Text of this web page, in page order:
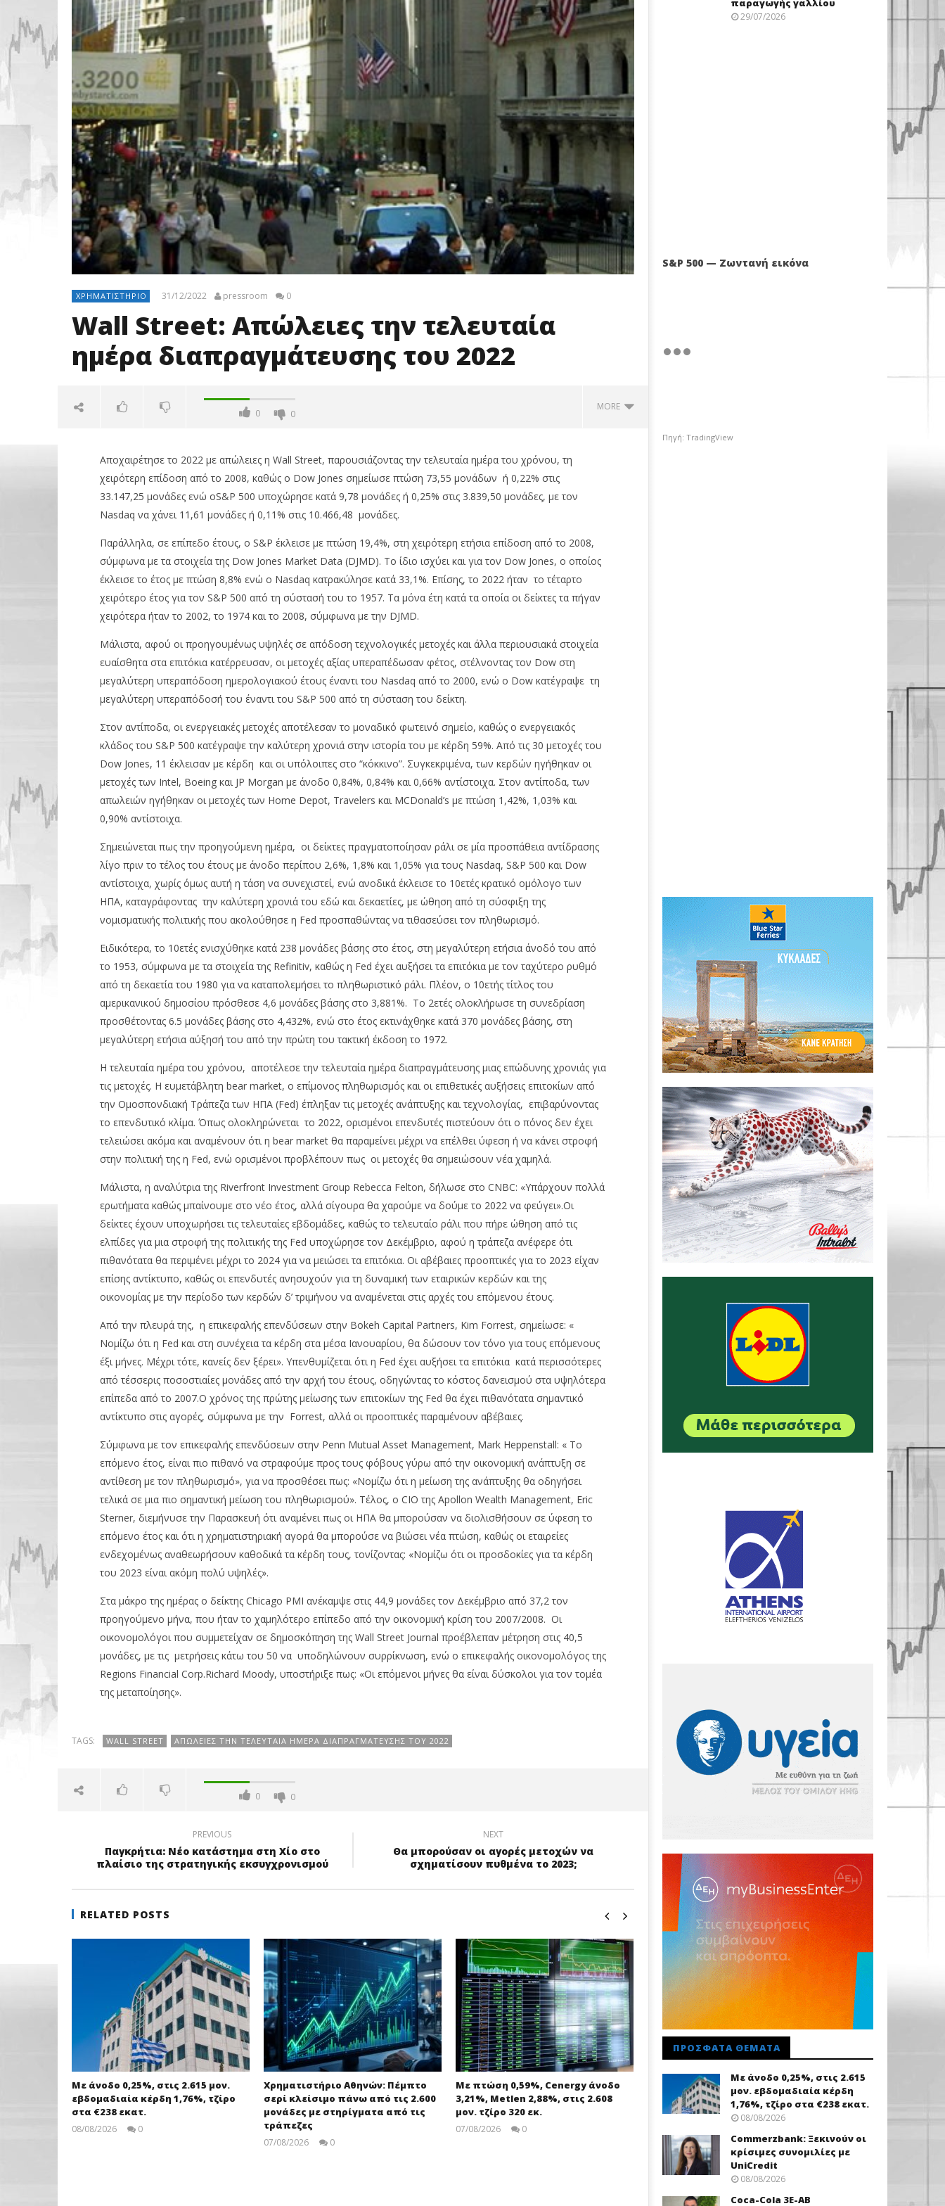
ΧΡΗΜΑΤΙΣΤΉΡΙΟ 31/12/2022 pressroom 0
Wall Street: Απώλειες την τελευταία
ημέρα διαπραγμάτευσης του 2022
0 0
MORE
NOW VIEWING
Wall Street: Απώλειες την
τελευταία ημέρα
διαπραγμάτευσης του 2022
pressroom
Με άνοδο 0,25%, στις 2.615 μον.
εβδομαδιαία κέρδη 1,76%, τζίρο
στα €238 εκατ.
pressroom
Commerzbank: Ξεκινούν οι
κρίσιμες συνομιλίες με
pressroom
Αποχαιρέτησε το 2022 με απώλειες η Wall Street, παρουσιάζοντας την τελευταία ημέρα του χρόνου, τη
χειρότερη επίδοση από το 2008, καθώς ο Dow Jones σημείωσε πτώση 73,55 μονάδων ή 0,22% στις
33.147,25 μονάδες ενώ οS&P 500 υποχώρησε κατά 9,78 μονάδες ή 0,25% στις 3.839,50 μονάδες, με τον
Nasdaq να χάνει 11,61 μονάδες ή 0,11% στις 10.466,48 μονάδες.
Παράλληλα, σε επίπεδο έτους, ο S&P έκλεισε με πτώση 19,4%, στη χειρότερη ετήσια επίδοση από το 2008,
σύμφωνα με τα στοιχεία της Dow Jones Market Data (DJMD). Το ίδιο ισχύει και για τον Dow Jones, ο οποίος
έκλεισε το έτος με πτώση 8,8% ενώ ο Nasdaq κατρακύλησε κατά 33,1%. Επίσης, το 2022 ήταν το τέταρτο
χειρότερο έτος για τον S&P 500 από τη σύστασή του το 1957. Τα μόνα έτη κατά τα οποία οι δείκτες τα πήγαν
χειρότερα ήταν το 2002, το 1974 και το 2008, σύμφωνα με την DJMD.
Μάλιστα, αφού οι προηγουμένως υψηλές σε απόδοση τεχνολογικές μετοχές και άλλα περιουσιακά στοιχεία
ευαίσθητα στα επιτόκια κατέρρευσαν, οι μετοχές αξίας υπεραπέδωσαν φέτος, στέλνοντας τον Dow στη
μεγαλύτερη υπεραπόδοση ημερολογιακού έτους έναντι του Nasdaq από το 2000, ενώ ο Dow κατέγραψε τη
μεγαλύτερη υπεραπόδοσή του έναντι του S&P 500 από τη σύσταση του δείκτη.
Στον αντίποδα, οι ενεργειακές μετοχές αποτέλεσαν το μοναδικό φωτεινό σημείο, καθώς ο ενεργειακός
κλάδος του S&P 500 κατέγραψε την καλύτερη χρονιά στην ιστορία του με κέρδη 59%. Από τις 30 μετοχές του
Dow Jones, 11 έκλεισαν με κέρδη και οι υπόλοιπες στο “κόκκινο”. Συγκεκριμένα, των κερδών ηγήθηκαν οι
μετοχές των Intel, Boeing και JP Morgan με άνοδο 0,84%, 0,84% και 0,66% αντίστοιχα. Στον αντίποδα, των
απωλειών ηγήθηκαν οι μετοχές των Home Depot, Travelers και MCDonald’s με πτώση 1,42%, 1,03% και
0,90% αντίστοιχα.
Σημειώνεται πως την προηγούμενη ημέρα, οι δείκτες πραγματοποίησαν ράλι σε μία προσπάθεια αντίδρασης
λίγο πριν το τέλος του έτους με άνοδο περίπου 2,6%, 1,8% και 1,05% για τους Nasdaq, S&P 500 και Dow
αντίστοιχα, χωρίς όμως αυτή η τάση να συνεχιστεί, ενώ ανοδικά έκλεισε το 10ετές κρατικό ομόλογο των
ΗΠΑ, καταγράφοντας την καλύτερη χρονιά του εδώ και δεκαετίες, με ώθηση από τη σύσφιξη της
νομισματικής πολιτικής που ακολούθησε η Fed προσπαθώντας να τιθασεύσει τον πληθωρισμό.
Ειδικότερα, το 10ετές ενισχύθηκε κατά 238 μονάδες βάσης στο έτος, στη μεγαλύτερη ετήσια άνοδό του από
το 1953, σύμφωνα με τα στοιχεία της Refinitiv, καθώς η Fed έχει αυξήσει τα επιτόκια με τον ταχύτερο ρυθμό
από τη δεκαετία του 1980 για να καταπολεμήσει το πληθωριστικό ράλι. Πλέον, ο 10ετής τίτλος του
αμερικανικού δημοσίου πρόσθεσε 4,6 μονάδες βάσης στο 3,881%. Το 2ετές ολοκλήρωσε τη συνεδρίαση
προσθέτοντας 6.5 μονάδες βάσης στο 4,432%, ενώ στο έτος εκτινάχθηκε κατά 370 μονάδες βάσης, στη
μεγαλύτερη ετήσια αύξησή του από την πρώτη του τακτική έκδοση το 1972.
Η τελευταία ημέρα του χρόνου, αποτέλεσε την τελευταία ημέρα διαπραγμάτευσης μιας επώδυνης χρονιάς για
τις μετοχές. Η ευμετάβλητη bear market, ο επίμονος πληθωρισμός και οι επιθετικές αυξήσεις επιτοκίων από
την Ομοσπονδιακή Τράπεζα των ΗΠΑ (Fed) έπληξαν τις μετοχές ανάπτυξης και τεχνολογίας, επιβαρύνοντας
το επενδυτικό κλίμα. Όπως ολοκληρώνεται το 2022, ορισμένοι επενδυτές πιστεύουν ότι ο πόνος δεν έχει
τελειώσει ακόμα και αναμένουν ότι η bear market θα παραμείνει μέχρι να επέλθει ύφεση ή να κάνει στροφή
στην πολιτική της η Fed, ενώ ορισμένοι προβλέπουν πως οι μετοχές θα σημειώσουν νέα χαμηλά.
Μάλιστα, η αναλύτρια της Riverfront Investment Group Rebecca Felton, δήλωσε στο CNBC: «Υπάρχουν πολλά
ερωτήματα καθώς μπαίνουμε στο νέο έτος, αλλά σίγουρα θα χαρούμε να δούμε το 2022 να φεύγει».Οι
δείκτες έχουν υποχωρήσει τις τελευταίες εβδομάδες, καθώς το τελευταίο ράλι που πήρε ώθηση από τις
ελπίδες για μια στροφή της πολιτικής της Fed υποχώρησε τον Δεκέμβριο, αφού η τράπεζα ανέφερε ότι
πιθανότατα θα περιμένει μέχρι το 2024 για να μειώσει τα επιτόκια. Οι αβέβαιες προοπτικές για το 2023 είχαν
επίσης αντίκτυπο, καθώς οι επενδυτές ανησυχούν για τη δυναμική των εταιρικών κερδών και της
οικονομίας με την περίοδο των κερδών δ’ τριμήνου να αναμένεται στις αρχές του επόμενου έτους.
Από την πλευρά της, η επικεφαλής επενδύσεων στην Bokeh Capital Partners, Kim Forrest, σημείωσε: «
Νομίζω ότι η Fed και στη συνέχεια τα κέρδη στα μέσα Ιανουαρίου, θα δώσουν τον τόνο για τους επόμενους
έξι μήνες. Μέχρι τότε, κανείς δεν ξέρει». Υπενθυμίζεται ότι η Fed έχει αυξήσει τα επιτόκια κατά περισσότερες
από τέσσερις ποσοστιαίες μονάδες από την αρχή του έτους, οδηγώντας το κόστος δανεισμού στα υψηλότερα
επίπεδα από το 2007.Ο χρόνος της πρώτης μείωσης των επιτοκίων της Fed θα έχει πιθανότατα σημαντικό
αντίκτυπο στις αγορές, σύμφωνα με την Forrest, αλλά οι προοπτικές παραμένουν αβέβαιες.
Σύμφωνα με τον επικεφαλής επενδύσεων στην Penn Mutual Asset Management, Mark Heppenstall: « Το
επόμενο έτος, είναι πιο πιθανό να στραφούμε προς τους φόβους γύρω από την οικονομική ανάπτυξη σε
αντίθεση με τον πληθωρισμό», για να προσθέσει πως: «Νομίζω ότι η μείωση της ανάπτυξης θα οδηγήσει
τελικά σε μια πιο σημαντική μείωση του πληθωρισμού». Τέλος, ο CIO της Apollon Wealth Management, Eric
Sterner, διεμήνυσε την Παρασκευή ότι αναμένει πως οι ΗΠΑ θα μπορούσαν να διολισθήσουν σε ύφεση το
επόμενο έτος και ότι η χρηματιστηριακή αγορά θα μπορούσε να βιώσει νέα πτώση, καθώς οι εταιρείες
ενδεχομένως αναθεωρήσουν καθοδικά τα κέρδη τους, τονίζοντας: «Νομίζω ότι οι προσδοκίες για τα κέρδη
του 2023 είναι ακόμη πολύ υψηλές».
Στα μάκρο της ημέρας ο δείκτης Chicago PMI ανέκαμψε στις 44,9 μονάδες τον Δεκέμβριο από 37,2 τον
προηγούμενο μήνα, που ήταν το χαμηλότερο επίπεδο από την οικονομική κρίση του 2007/2008. Οι
οικονομολόγοι που συμμετείχαν σε δημοσκόπηση της Wall Street Journal προέβλεπαν μέτρηση στις 40,5
μονάδες, με τις μετρήσεις κάτω του 50 να υποδηλώνουν συρρίκνωση, ενώ ο επικεφαλής οικονομολόγος της
Regions Financial Corp.Richard Moody, υποστήριξε πως: «Οι επόμενοι μήνες θα είναι δύσκολοι για τον τομέα
της μεταποίησης».
TAGS: WALL STREET ΑΠΏΛΕΙΕΣ ΤΗΝ ΤΕΛΕΥΤΑΊΑ ΗΜΈΡΑ ΔΙΑΠΡΑΓΜΆΤΕΥΣΗΣ ΤΟΥ 2022
0 0
PREVIOUS
Παγκρήτια: Νέο κατάστημα στη Χίο στο
πλαίσιο της στρατηγικής εκσυγχρονισμού
NEXT
Θα μπορούσαν οι αγορές μετοχών να
σχηματίσουν πυθμένα το 2023;
RELATED POSTS
Με άνοδο 0,25%, στις 2.615 μον.
εβδομαδιαία κέρδη 1,76%, τζίρο
στα €238 εκατ.
08/08/2026
0
Χρηματιστήριο Αθηνών: Πέμπτο
σερί κλείσιμο πάνω από τις 2.600
μονάδες με στηρίγματα από τις
τράπεζες
07/08/2026
0
Με πτώση 0,59%, Cenergy άνοδο
3,21%, Metlen 2,88%, στις 2.608
μον. τζίρο 320 εκ.
07/08/2026
0
παραγωγής γαλλίου
29/07/2026
S&P 500 — Ζωντανή εικόνα
Πηγή: TradingView
ΠΡΌΣΦΑΤΑ ΘΈΜΑΤΑ
Με άνοδο 0,25%, στις 2.615
μον. εβδομαδιαία κέρδη
1,76%, τζίρο στα €238 εκατ.
08/08/2026
Commerzbank: Ξεκινούν οι
κρίσιμες συνομιλίες με
UniCredit
08/08/2026
Coca-Cola 3Ε-ΑΒ